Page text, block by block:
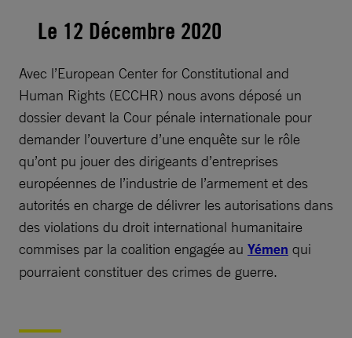
Le 12 Décembre 2020
Avec l’European Center for Constitutional and
Human Rights (ECCHR) nous avons déposé un
dossier devant la Cour pénale internationale pour
demander l’ouverture d’une enquête sur le rôle
qu’ont pu jouer des dirigeants d’entreprises
européennes de l’industrie de l’armement et des
autorités en charge de délivrer les autorisations dans
des violations du droit international humanitaire
commises par la coalition engagée au Yémen qui
pourraient constituer des crimes de guerre.